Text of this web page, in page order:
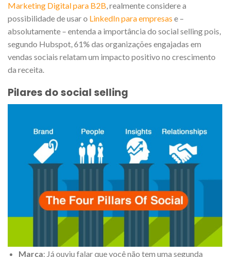
Marketing Digital para B2B, realmente considere a
possibilidade de usar o LinkedIn para empresas e –
absolutamente – entenda a importância do social selling pois,
segundo Hubspot, 61% das organizações engajadas em
vendas sociais relatam um impacto positivo no crescimento
da receita.
Pilares do social selling
Marca: Já ouviu falar que você não tem uma segunda